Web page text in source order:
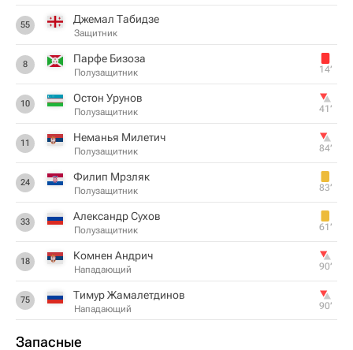
55 Джемал Табидзе
Защитник
8 Парфе Бизоза
Полузащитник 14‎’‎
10 Остон Урунов
Полузащитник 41‎’‎
11 Неманья Милетич
Полузащитник 84‎’‎
24 Филип Мрзляк
Полузащитник 83‎’‎
33 Александр Сухов
Полузащитник 61‎’‎
18 Комнен Андрич
Нападающий 90‎’‎
75 Тимур Жамалетдинов
Нападающий 90‎’‎
Запасные